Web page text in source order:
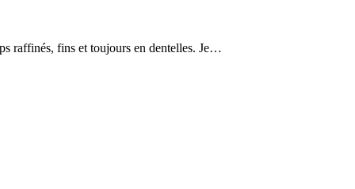
raffinés, fins et toujours en dentelles. Je…